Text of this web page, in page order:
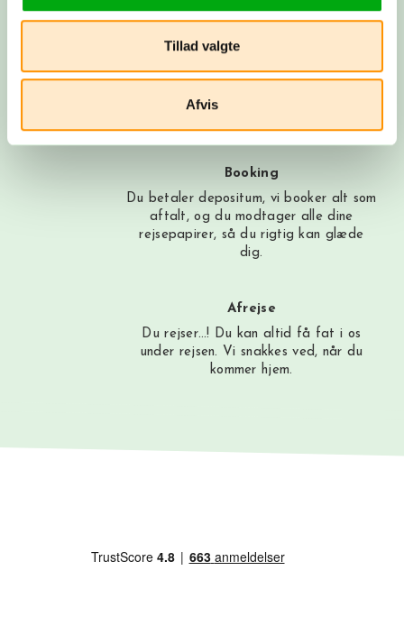
Tillad valgte
Afvis
ud fra dine ønsker.
Booking
Du betaler depositum, vi booker alt som
aftalt, og du modtager alle dine
rejsepapirer, så du rigtig kan glæde
dig.
Afrejse
Du rejser…! Du kan altid få fat i os
under rejsen. Vi snakkes ved, når du
kommer hjem.